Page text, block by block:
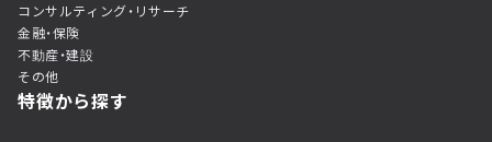
コンサルティング・リサーチ
金融・保険
不動産・建設
その他
特徴から探す